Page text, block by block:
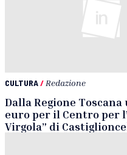
CULTURA/ Redazione
Dalla Regione
euro per il Centro per
Virgola” di